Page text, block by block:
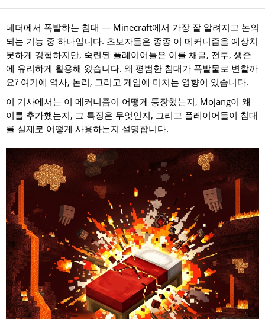
네더에서 폭발하는 침대 — Minecraft에서 가장 잘 알려지고 논의
되는 기능 중 하나입니다. 초보자들은 종종 이 메커니즘을 예상치
못하게 경험하지만, 숙련된 플레이어들은 이를 채굴, 전투, 생존
에 유리하게 활용해 왔습니다. 왜 평범한 침대가 폭발물로 변할까
요? 여기에 역사, 논리, 그리고 게임에 미치는 영향이 있습니다.
이 기사에서는 이 메커니즘이 어떻게 등장했는지, Mojang이 왜
이를 추가했는지, 그 특징은 무엇인지, 그리고 플레이어들이 침대
를 실제로 어떻게 사용하는지 설명합니다.